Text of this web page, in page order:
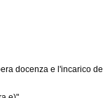
docenza e l'incarico